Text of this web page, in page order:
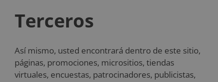
Terceros
Así mismo, usted encontrará dentro de este sitio,
páginas, promociones, micrositios, tiendas
virtuales, encuestas, patrocinadores, publicistas,